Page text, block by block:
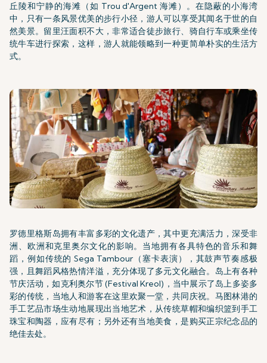
丘陵和宁静的海滩（如 Trou d'Argent 海滩）。在隐蔽的小海湾
中，只有一条风景优美的步行小径，游人可以享受其闻名于世的自
然美景。留里汪面积不大，非常适合徒步旅行、骑自行车或乘坐传
统牛车进行探索，这样，游人就能领略到一种更简单朴实的生活方
式。
罗德里格斯岛拥有丰富多彩的文化遗产，其中更充满活力，深受非
洲、欧洲和克里奥尔文化的影响。当地拥有各具特色的音乐和舞
蹈，例如传统的 Sega Tambour（塞卡表演），其鼓声节奏感极
强，且舞蹈风格热情洋溢，充分体现了多元文化融合。岛上有各种
节庆活动，如克利奥尔节 (Festival Kreol)，当中展示了岛上多姿多
彩的传统，当地人和游客在这里欢聚一堂，共同庆祝。马图林港的
手工艺品市场生动地展现出当地艺术，从传统草帽和编织篮到手工
珠宝和陶器，应有尽有；另外还有当地美食，是购买正宗纪念品的
绝佳去处。